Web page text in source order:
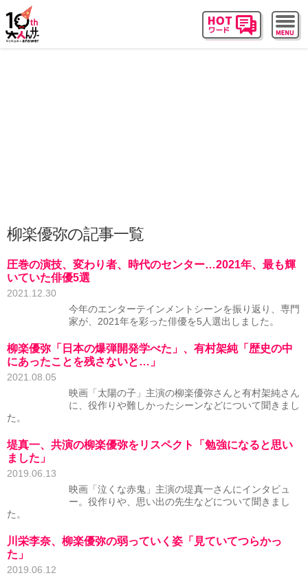
柳楽優弥の記事一覧
圧巻の演技、変わり者、時代のセンター…2021年、最も輝
いていた俳優5選
2021.12.30
今年のエンターテインメントシーンを振り返り、専門
家が、2021年を彩った俳優を5人選出しました。
柳楽優弥「日本の爆弾開発学べた」、有村架純「歴史の中
にあったことを残さないと…」
2021.08.05
映画「太陽の子」主演の柳楽優弥さんと有村架純さん
に、役作りや難しかったシーンなどについて聞きまし
た。
堤真一、共演の柳楽優弥をリスペクト「勉強になると思い
ました」
2019.06.13
映画「泣くな赤鬼」主演の堤真一さんにインタビュ
ー。役作りや、思い出の先生などについて聞きまし
た。
川栄李奈、柳楽優弥の弱っていく姿「見ていてつらかっ
た」
2019.06.12